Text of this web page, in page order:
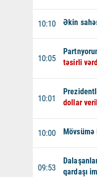
10:10 Əkin
10:05
təsirli
10:01
dollar
10:00
09:53
qardaşı